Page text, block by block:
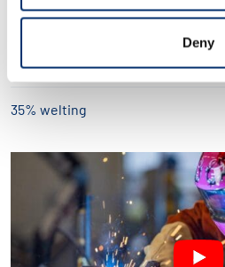
Deny
materialul aluminizat și căptușeala
KEVLAR 4 ply
35% welting